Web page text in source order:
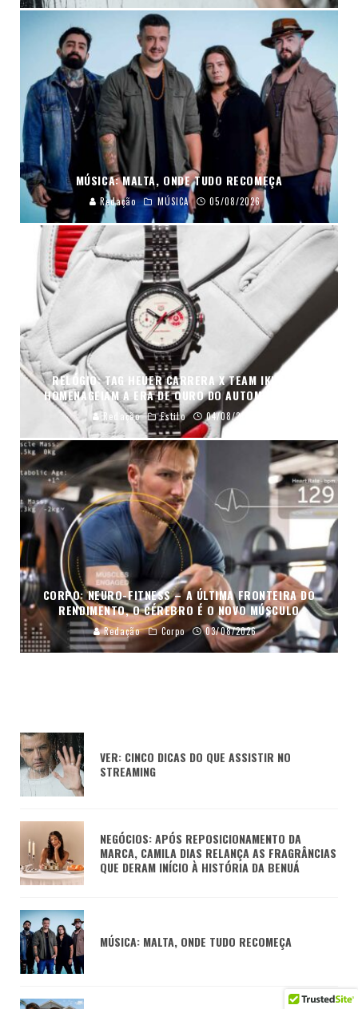
MÚSICA: MALTA, ONDE TUDO RECOMEÇA
Redação MÚSICA 05/08/2026
RELÓGIO: TAG HEUER CARRERA X TEAM IKUZAWA
HOMENAGEIAM A ERA DE OURO DO AUTOMOBILISMO
Redação Estilo 04/08/2026
CORPO: NEURO-FITNESS – A ÚLTIMA FRONTEIRA DO
RENDIMENTO, O CÉREBRO É O NOVO MÚSCULO
Redação Corpo 03/08/2026
VER: CINCO DICAS DO QUE ASSISTIR NO
STREAMING
NEGÓCIOS: APÓS REPOSICIONAMENTO DA
MARCA, CAMILA DIAS RELANÇA AS FRAGRÂNCIAS
QUE DERAM INÍCIO À HISTÓRIA DA BENUÁ
MÚSICA: MALTA, ONDE TUDO RECOMEÇA